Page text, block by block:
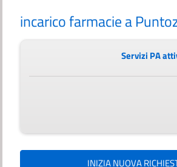
incarico farmacie a
Servizi PA